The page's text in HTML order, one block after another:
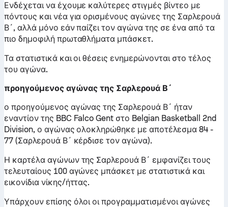
Ενδέχεται να έχουμε καλύτερες στιγμές βίντεο με
πόντους και νέα για ορισμένους αγώνες της Σαρλερουά
Β´, αλλά μόνο εάν παίζει τον αγώνα της σε ένα από τα
πιο δημοφιλή πρωταθλήματα μπάσκετ.
Τα στατιστικά και οι θέσεις ενημερώνονται στο τέλος
του αγώνα.
προηγούμενος αγώνας της Σαρλερουά Β´
ο προηγούμενος αγώνας της Σαρλερουά Β´ ήταν
εναντίον της BBC Falco Gent στο Belgian Basketball 2nd
Division, ο αγώνας ολοκληρώθηκε με αποτέλεσμα 84 -
77 (Σαρλερουά Β´ κέρδισε τον αγώνα).
Η καρτέλα αγώνων της Σαρλερουά Β´ εμφανίζει τους
τελευταίους 100 αγώνες μπάσκετ με στατιστικά και
εικονίδια νίκης/ήττας.
Υπάρχουν επίσης όλοι οι προγραμματισμένοι αγώνες